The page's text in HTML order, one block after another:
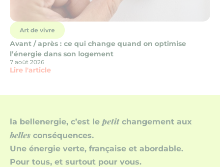
Art de vivre
Avant / après : ce qui change quand on optimise
l’énergie dans son logement
7 août 2026
Lire l'article
la bellenergie, c’est le petit changement aux
belles conséquences.
Une énergie verte, française et abordable.
Pour tous, et surtout pour vous.